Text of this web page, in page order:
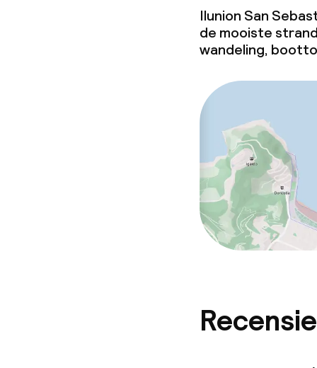
Ilunion San
de mooiste
wandeling,